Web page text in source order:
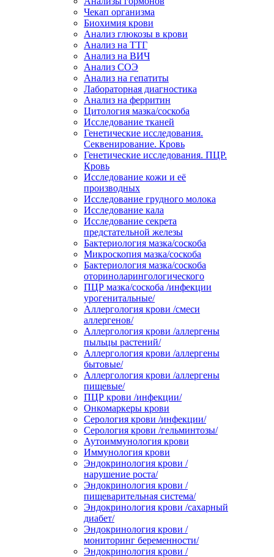
Чекап организма
Биохимия крови
Анализ глюкозы в крови
Анализ на ТТГ
Анализ на ВИЧ
Анализ СОЭ
Анализ на гепатиты
Лабораторная диагностика
Анализ на ферритин
Цитология мазка/соскоба
Исследование тканей
Генетические исследования.
Секвенирование. Кровь
Генетические исследования. ПЦР.
Кровь
Исследование кожи и её
производных
Исследование грудного молока
Исследование кала
Исследование секрета
предстательной железы
Бактериология мазка/соскоба
Микроскопия мазка/соскоба
Бактериология мазка/соскоба
оториноларингологического
ПЦР мазка/соскоба /инфекции
урогенитальные/
Аллергология крови /смеси
аллергенов/
Аллергология крови /аллергены
пыльцы растений/
Аллергология крови /аллергены
бытовые/
Аллергология крови /аллергены
пищевые/
ПЦР крови /инфекции/
Онкомаркеры крови
Серология крови /инфекции/
Серология крови /гельминтозы/
Аутоиммунология крови
Иммунология крови
Эндокринология крови /
нарушение роста/
Эндокринология крови /
пищеварительная система/
Эндокринология крови /сахарный
диабет/
Эндокринология крови /
мониторинг беременности/
Эндокринология крови /